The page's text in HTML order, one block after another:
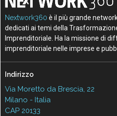
Nextwork360 è il più grande
dedicati ai temi della
Imprenditoriale. Ha la missione di
imprenditoriale nelle imprese e
Indirizzo
Via Moretto da Brescia, 22
Milano - Italia
CAP 20133